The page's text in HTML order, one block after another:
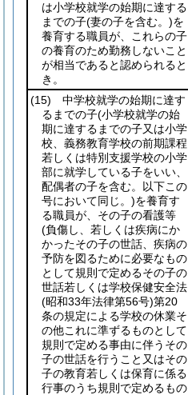
は小学校就学の始期に達する
までの子(妻の子を含む。)を
養育する職員が、これらの子
の養育のため勤務しないこと
が相当であると認められると
き。
(15) 中学校就学の始期に達す
るまでの子(小学校就学の始
期に達するまでの子又は小学
校、義務教育学校の前期課程
若しくは特別支援学校の小学
部に就学している子をいい、
配偶者の子を含む。以下この
号において同じ。)を養育す
る職員が、その子の看護等
(負傷し、若しくは疾病にか
かったその子の世話、疾病の
予防を図るために必要なもの
として規則で定めるその子の
世話若しくは学校保健安全法
(昭和33年法律第56号)第20
条の規定による学校の休業そ
の他これに準ずるものとして
規則で定める事由に伴うその
子の世話を行うこと又はその
子の教育若しくは保育に係る
行事のうち規則で定めるもの